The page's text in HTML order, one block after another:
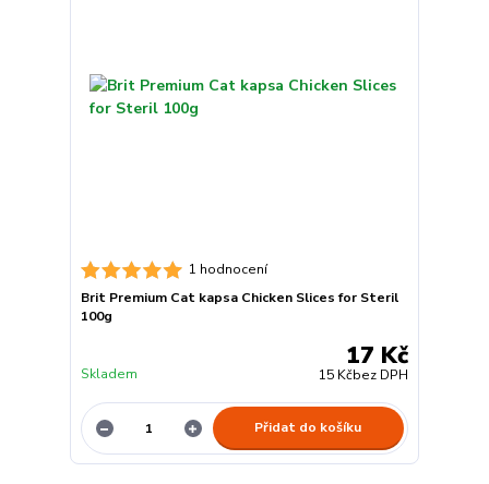
1 hodnocení
Brit Premium Cat kapsa Chicken Slices for Steril
100g
17 Kč
15 Kčbez DPH
Skladem
Přidat do košíku